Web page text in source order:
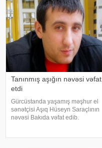
Tanınmış aşığın nəvəsi vəfat
etdi
Gürcüstanda yaşamış məşhur el
sənətçisi Aşıq Hüseyn Saraçlının
nəvəsi Bakıda vəfat edib.